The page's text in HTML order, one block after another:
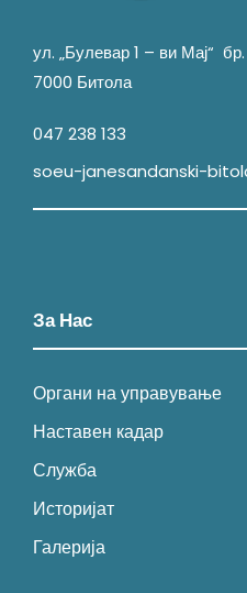
ул. „Булевар 1 – ви Мај“
7000 Битола
047 238 133
soeu-janesandanski-
За Нас
Органи на управување
Наставен кадар
Служба
Историјат
Галерија